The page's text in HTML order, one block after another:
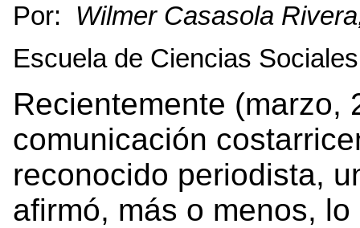
Por: Wilmer Casasola
Escuela de Ciencias
Recientemente (marzo,
comunicación
reconocido periodista,
afirmó, más o menos,